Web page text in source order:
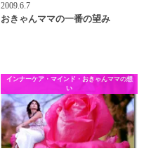
2009.6.7
おきゃんママの一番の望み
インナーケア・マインド・おきゃんママの想
い